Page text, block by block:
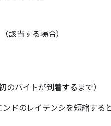
該当する場合）
のバイトが到着するまで）
ドのレイテンシを短縮すると